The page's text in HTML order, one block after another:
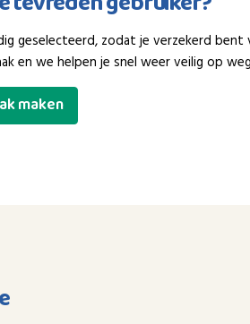
geselecteerd, zodat je verzekerd
en we helpen je snel weer veilig op
maken